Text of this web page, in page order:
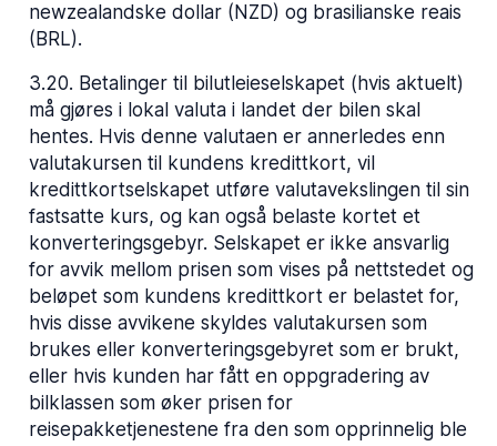
newzealandske dollar (NZD) og brasilianske reais
(BRL).
3.20. Betalinger til bilutleieselskapet (hvis aktuelt)
må gjøres i lokal valuta i landet der bilen skal
hentes. Hvis denne valutaen er annerledes enn
valutakursen til kundens kredittkort, vil
kredittkortselskapet utføre valutavekslingen til sin
fastsatte kurs, og kan også belaste kortet et
konverteringsgebyr. Selskapet er ikke ansvarlig
for avvik mellom prisen som vises på nettstedet og
beløpet som kundens kredittkort er belastet for,
hvis disse avvikene skyldes valutakursen som
brukes eller konverteringsgebyret som er brukt,
eller hvis kunden har fått en oppgradering av
bilklassen som øker prisen for
reisepakketjenestene fra den som opprinnelig ble